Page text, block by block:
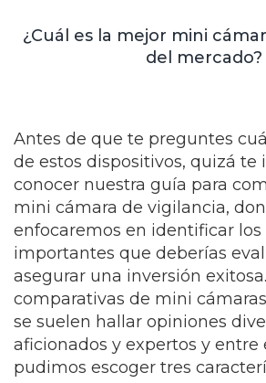
¿Cuál es la mejor mini
del mercado?
Antes de que te preguntes
de estos dispositivos, quizá te
conocer nuestra guía para
mini cámara de vigilancia,
enfocaremos en identificar los
importantes que deberías
asegurar una inversión
comparativas de mini
se suelen hallar opiniones
aficionados y expertos y entre
pudimos escoger tres